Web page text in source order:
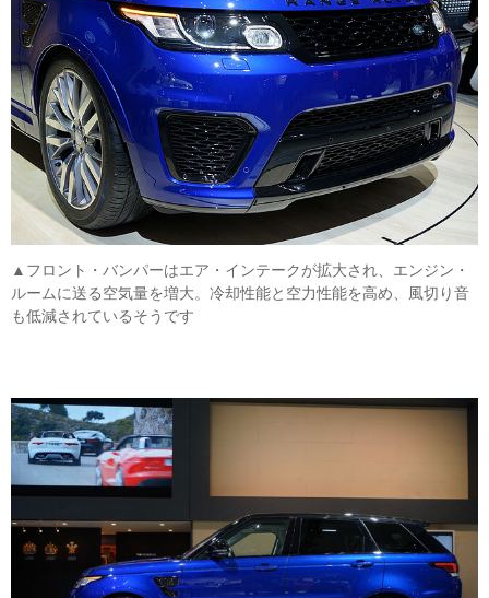
▲フロント・バンパーはエア・インテークが拡大され、エンジン・
ルームに送る空気量を増大。冷却性能と空力性能を高め、風切り音
も低減されているそうです